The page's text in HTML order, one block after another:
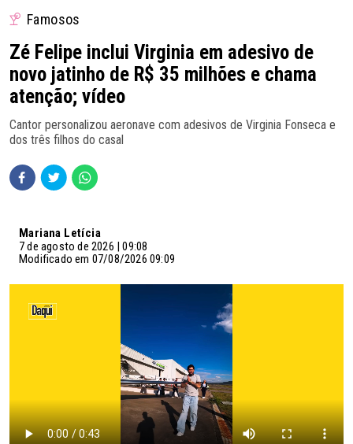
Famosos
Zé Felipe inclui Virginia em adesivo de
novo jatinho de R$ 35 milhões e chama
atenção; vídeo
Cantor personalizou aeronave com adesivos de Virginia Fonseca e
dos três filhos do casal
Mariana Letícia
7 de agosto de 2026 | 09:08
Modificado em 07/08/2026 09:09